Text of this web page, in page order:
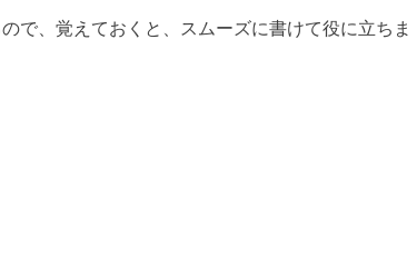
で、覚えておくと、スムーズに書けて役に立ちま